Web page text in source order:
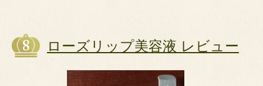
ローズリップ美容液 レビュー